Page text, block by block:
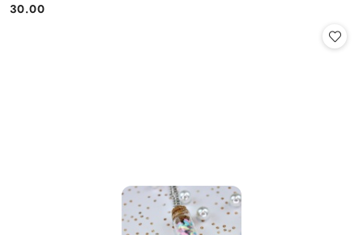
Cena:
30.00